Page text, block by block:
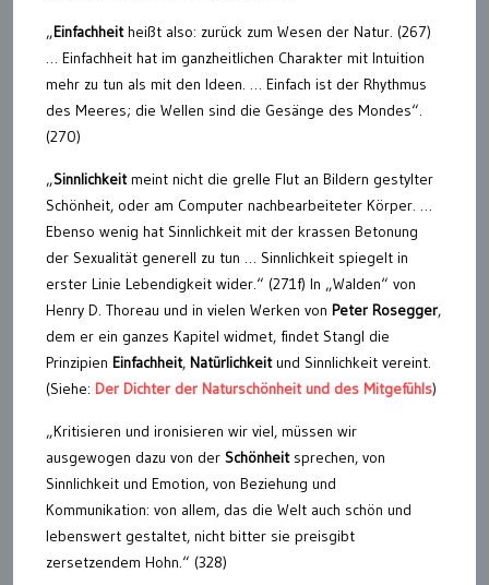
„Einfachheitheißt also: zurück zum Wesen der Natur. (267)
… Einfachheit hat im ganzheitlichen Charakter mit Intuition
mehr zu tun als mit den Ideen. … Einfach ist der Rhythmus
des Meeres; die Wellen sind die Gesänge des Mondes“.
(270)
„Sinnlichkeitmeint nicht die grelle Flut an Bildern gestylter
Schönheit, oder am Computer nachbearbeiteter Körper. …
Ebenso wenig hat Sinnlichkeit mit der krassen Betonung
der Sexualität generell zu tun … Sinnlichkeit spiegelt in
erster Linie Lebendigkeit wider.“ (271f) In „Walden“ von
Henry D. Thoreau und in vielen Werken von Peter Rosegger,
dem er ein ganzes Kapitel widmet, findet Stangl die
Prinzipien Einfachheit, Natürlichkeitund Sinnlichkeit vereint.
(Siehe: Der Dichter der Naturschönheit und des Mitgefühls)
„Kritisieren und ironisieren wir viel, müssen wir
ausgewogen dazu von der Schönheit sprechen, von
Sinnlichkeit und Emotion, von Beziehung und
Kommunikation: von allem, das die Welt auch schön und
lebenswert gestaltet, nicht bitter sie preisgibt
zersetzendem Hohn.“ (328)